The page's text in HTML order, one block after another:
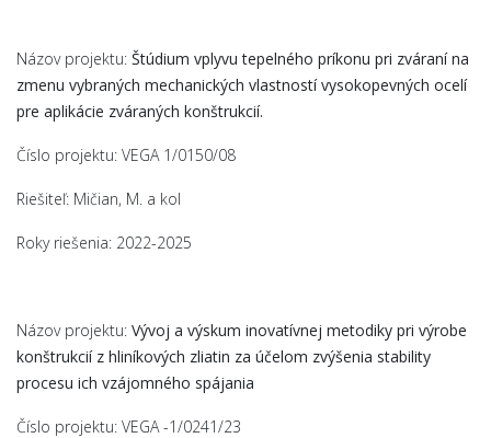
Názov projektu: Štúdium vplyvu tepelného príkonu pri zváraní na
zmenu vybraných mechanických vlastností vysokopevných ocelí
pre aplikácie zváraných konštrukcií.
Číslo projektu: VEGA 1/0150/08
Riešiteľ: Mičian, M. a kol
Roky riešenia: 2022-2025
Názov projektu: Vývoj a výskum inovatívnej metodiky pri výrobe
konštrukcií z hliníkových zliatin za účelom zvýšenia stability
procesu ich vzájomného spájania
Číslo projektu: VEGA -1/0241/23